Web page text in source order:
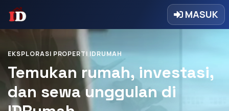
MASUK
EKSPLORASI PROPERTI IDRUMAH
Temukan rumah, investasi,
dan sewa unggulan di